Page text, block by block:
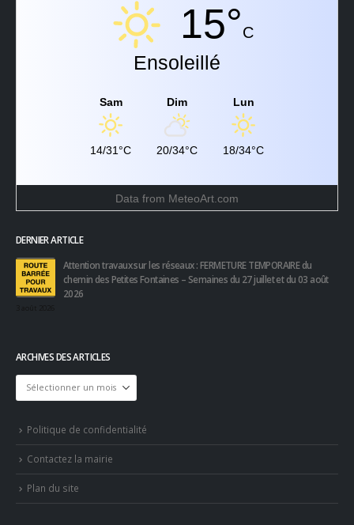
15°C
Ensoleillé
Sam
14/31°C
Dim
20/34°C
Lun
18/34°C
Data from MeteoArt.com
DERNIER ARTICLE
Attention travaux sur les réseaux : FERMETURE TEMPORAIRE du
chemin des Petites Fontaines – Semaines du 27 juillet et du 03 août
2026
ARCHIVES DES ARTICLES
Archives
des
Politique de confidentialité
Contactez la mairie
Plan du site